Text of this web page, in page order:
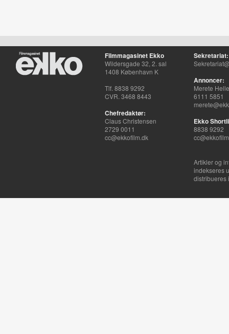
Filmmagasinet Ekko
Wildersgade 32, 2. sal
1408 København K
Tlf. 8838 9292
CVR. 3468 8443
Chefredaktør:
Claus Christensen
2729 0011
cc@ekkofilm.dk
Sekretariat:
Annoncer:
Merete
6111 5851
Ekko
8838 9292
Artikler og
indekseres
distribueres